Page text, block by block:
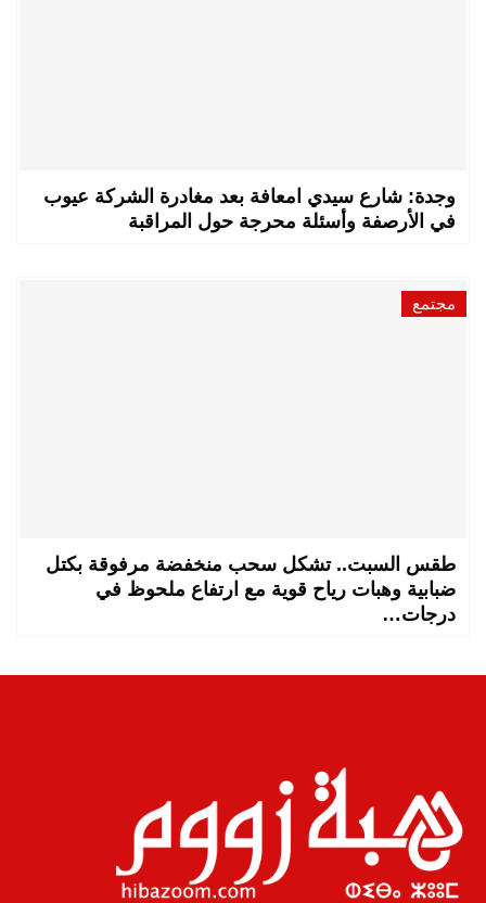
وجدة: شارع سيدي امعافة بعد مغادرة الشركة عيوب
في الأرصفة وأسئلة محرجة حول المراقبة
مجتمع
طقس السبت.. تشكل سحب منخفضة مرفوقة بكتل
ضبابية وهبات رياح قوية مع ارتفاع ملحوظ في
درجات…